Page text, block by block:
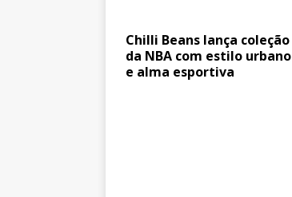
Chilli Beans lança coleção
da NBA com estilo urbano
e alma esportiva